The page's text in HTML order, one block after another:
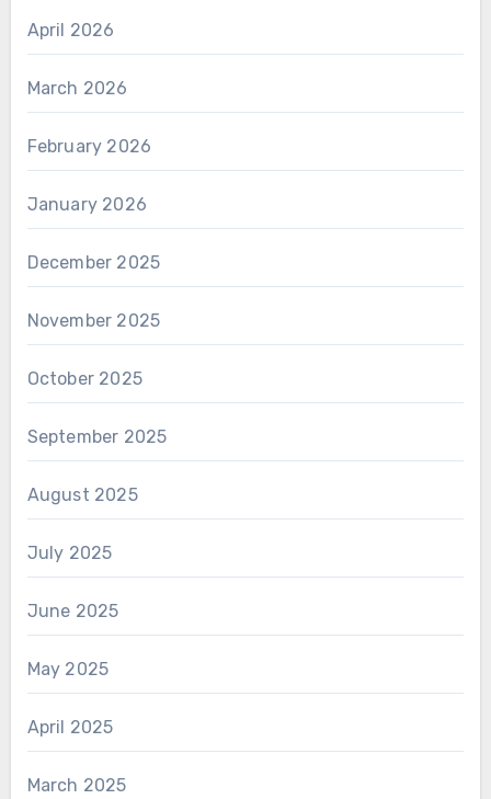
April 2026
March 2026
February 2026
January 2026
December 2025
November 2025
October 2025
September 2025
August 2025
July 2025
June 2025
May 2025
April 2025
March 2025